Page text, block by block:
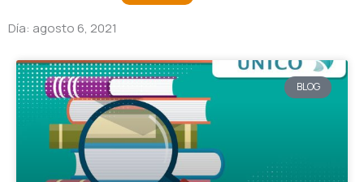
Día: agosto 6, 2021
BLOG